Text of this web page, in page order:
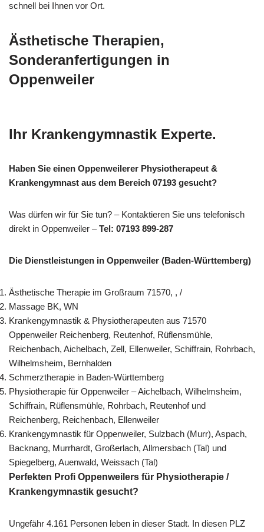
schnell bei Ihnen vor Ort.
Ästhetische Therapien,
Sonderanfertigungen in
Oppenweiler
Ihr Krankengymnastik Experte.
Haben Sie einen Oppenweilerer Physiotherapeut &
Krankengymnast aus dem Bereich 07193 gesucht?
Was dürfen wir für Sie tun? – Kontaktieren Sie uns telefonisch
direkt in Oppenweiler –Tel: 07193 899-287
Die Dienstleistungen in Oppenweiler (Baden-Württemberg)
Ästhetische Therapie im Großraum 71570, , /
Massage BK, WN
Krankengymnastik & Physiotherapeuten aus 71570
Oppenweiler Reichenberg, Reutenhof, Rüflensmühle,
Reichenbach, Aichelbach, Zell, Ellenweiler, Schiffrain, Rohrbach,
Wilhelmsheim, Bernhalden
Schmerztherapie in Baden-Württemberg
Physiotherapie für Oppenweiler – Aichelbach, Wilhelmsheim,
Schiffrain, Rüflensmühle, Rohrbach, Reutenhof und
Reichenberg, Reichenbach, Ellenweiler
Krankengymnastik für Oppenweiler, Sulzbach (Murr), Aspach,
Backnang, Murrhardt, Großerlach, Allmersbach (Tal) und
Spiegelberg, Auenwald, Weissach (Tal)
Perfekten Profi Oppenweilers für Physiotherapie /
Krankengymnastik gesucht?
Ungefähr 4.161 Personen leben in dieser Stadt. In diesen PLZ